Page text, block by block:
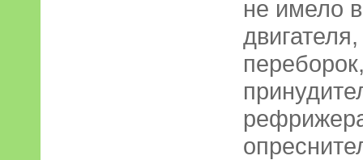
не имело